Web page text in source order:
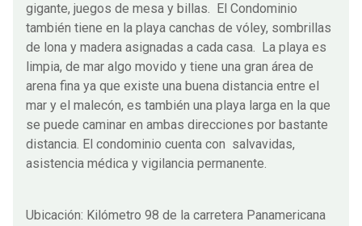
gigante, juegos de mesa y billas. El Condominio
también tiene en la playa canchas de vóley, sombrillas
de lona y madera asignadas a cada casa. La playa es
limpia, de mar algo movido y tiene una gran área de
arena fina ya que existe una buena distancia entre el
mar y el malecón, es también una playa larga en la que
se puede caminar en ambas direcciones por bastante
distancia. El condominio cuenta con salvavidas,
asistencia médica y vigilancia permanente.
Ubicación: Kilómetro 98 de la carretera Panamericana